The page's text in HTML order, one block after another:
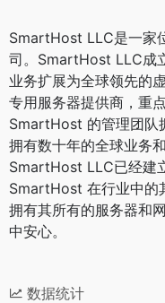
SmartHost LLC是一家
司。SmartHost LLC成
业务扩展为全球领先的
专用服务器提供商，重
SmartHost 的管理团队
拥有数十年的全球业务
SmartHost LLC已经建
SmartHost 在行业中的
拥有其所有的服务器和
中安心。
数据统计